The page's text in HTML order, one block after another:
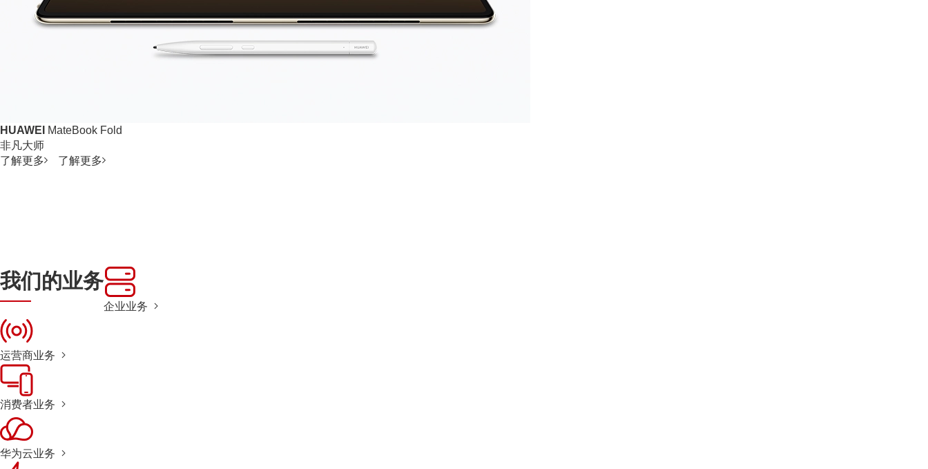
HUAWEI
MateBook Fold
非凡大师
了解更多
了解更多
我们的业务
企业业务
运营商业务
消费者业务
华为云业务